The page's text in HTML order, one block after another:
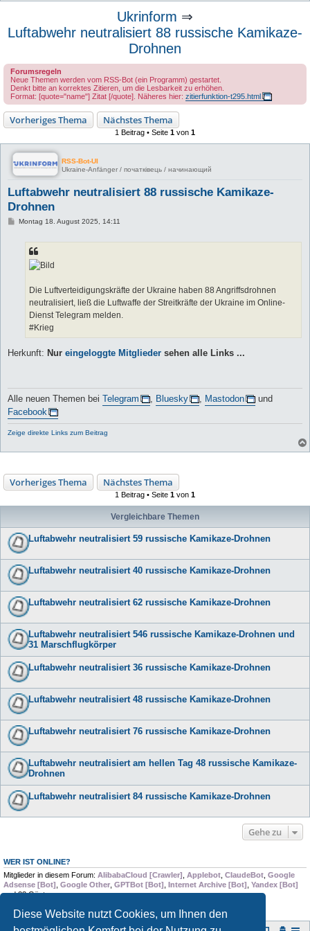
Diese Website nutzt Cookies, um Ihnen den
Ukrinform ⇒
Luftabwehr neutralisiert 88 russische Kamikaze-
Drohnen
Forumsregeln
Neue Themen werden vom RSS-Bot (ein Programm) gestartet.
Denkt bitte an korrektes Zitieren, um die Lesbarkeit zu erhöhen.
Format: [quote="name"] Zitat [/quote]. Näheres hier: zitierfunktion-t295.html
Vorheriges Thema Nächstes Thema
1 Beitrag • Seite 1 von 1
RSS-Bot-UI
Ukraine-Anfänger / початківець / начинающий
Luftabwehr neutralisiert 88 russische Kamikaze-
Drohnen
BMontag 18. August 2025, 14:11
Die Luftverteidigungskräfte der Ukraine haben 88 Angriffsdrohnen
neutralisiert, ließ die Luftwaffe der Streitkräfte der Ukraine im Online-
Dienst Telegram melden.
#Krieg
Herkunft: Nur eingeloggte Mitglieder sehen alle Links ...
Alle neuen Themen bei Telegram Bluesky Mastodon
und
Facebook
Zeige direkte Links zum Beitrag
Vorheriges Thema Nächstes Thema
1 Beitrag • Seite 1 von 1
Vergleichbare Themen
Luftabwehr neutralisiert 59 russische Kamikaze-Drohnen
Luftabwehr neutralisiert 40 russische Kamikaze-Drohnen
Luftabwehr neutralisiert 62 russische Kamikaze-Drohnen
Luftabwehr neutralisiert 546 russische Kamikaze-Drohnen und
31 Marschflugkörper
Luftabwehr neutralisiert 36 russische Kamikaze-Drohnen
Luftabwehr neutralisiert 48 russische Kamikaze-Drohnen
Luftabwehr neutralisiert 76 russische Kamikaze-Drohnen
Luftabwehr neutralisiert am hellen Tag 48 russische Kamikaze-
Drohnen
Luftabwehr neutralisiert 84 russische Kamikaze-Drohnen
Gehe zu
WER IST ONLINE?
Mitglieder in diesem Forum: AlibabaCloud [Crawler] Applebot ClaudeBot Google
Adsense [Bot] Google Other GPTBot [Bot] Internet Archive [Bot] Yandex [Bot]
und 23 Gäste